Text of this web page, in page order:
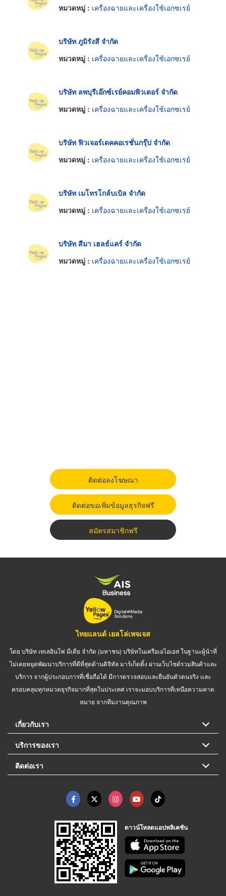
หมวดหมู่ : เครื่องฉายและเครื่องใช้เอกซเรย์
บริษัท ภูมิรังสี จำกัด
หมวดหมู่ : เครื่องฉายและเครื่องใช้เอกซเรย์
บริษัท ลพบุรีเอ๊กซ์เรย์คอมพิวเตอร์ จำกัด
หมวดหมู่ : เครื่องฉายและเครื่องใช้เอกซเรย์
บริษัท ฟิวเจอร์เดคคอเรชั่นกรุ๊ป จำกัด
หมวดหมู่ : เครื่องฉายและเครื่องใช้เอกซเรย์
บริษัท เมโทรโกล์บเบิล จำกัด
หมวดหมู่ : เครื่องฉายและเครื่องใช้เอกซเรย์
บริษัท สีมา เฮลธ์แคร์ จำกัด
หมวดหมู่ : เครื่องฉายและเครื่องใช้เอกซเรย์
ติดต่อลงโฆษณา
ติดต่อขอเพิ่มข้อมูลธุรกิจฟรี
สมัครสมาชิกฟรี
ไทยแลนด์ เยลโล่เพจเจส
โดย บริษัท เทเลอินโฟ มีเดีย จำกัด (มหาชน) บริษัทในเครือเอไอเอส ในฐานะผู้นำที่
ไม่เคยหยุดพัฒนาบริการที่ดีที่สุดด้านดิจิทัล มาร์เก็ตติ้ง ผ่านเว็บไซต์รวมสินค้าและ
บริการ จากผู้ประกอบการที่เชื่อถือได้ มีการตรวจสอบและยืนยันตัวตนจริง และ
ครอบคลุมทุกหมวดธุรกิจมากที่สุดในประเทศ เราจะมอบบริการที่เหนือความคาด
หมาย จากทีมงานคุณภาพ
เกี่ยวกับเรา
บริการของเรา
ติดต่อเรา
ดาวน์โหลดแอปพลิเคชัน